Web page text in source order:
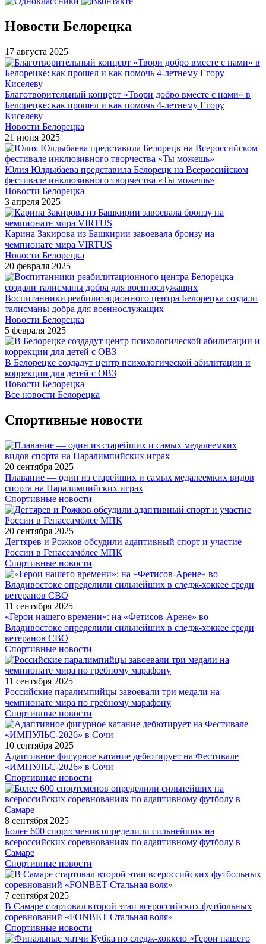
Новости Белорецка
17 августа 2025
Благотворительный концерт «Твори добро вместе с нами» в
Белорецке: как прошел и как помочь 4-летнему Егору
Киселеву
Новости Белорецка
21 июня 2025
Юлия Юлдыбаева представила Белорецк на Всероссийском
фестивале инклюзивного творчества «Ты можешь»
Новости Белорецка
3 апреля 2025
Карина Закирова из Башкирии завоевала бронзу на
чемпионате мира VIRTUS
Новости Белорецка
20 февраля 2025
Воспитанники реабилитационного центра Белорецка создали
талисманы добра для военнослужащих
Новости Белорецка
5 февраля 2025
В Белорецке создадут центр психологической абилитации и
коррекции для детей с ОВЗ
Новости Белорецка
Все новости Белорецка
Спортивные новости
20 сентября 2025
Плавание — один из старейших и самых медалеемких видов
спорта на Паралимпийских играх
Спортивные новости
20 сентября 2025
Дегтярев и Рожков обсудили адаптивный спорт и участие
России в Генассамблее МПК
Спортивные новости
11 сентября 2025
«Герои нашего времени»: на «Фетисов-Арене» во
Владивостоке определили сильнейших в следж-хоккее среди
ветеранов СВО
Спортивные новости
11 сентября 2025
Российские паралимпийцы завоевали три медали на
чемпионате мира по гребному марафону
Спортивные новости
10 сентября 2025
Адаптивное фигурное катание дебютирует на Фестивале
«ИМПУЛЬС-2026» в Сочи
Спортивные новости
8 сентября 2025
Более 600 спортсменов определили сильнейших на
всероссийских соревнованиях по адаптивному футболу в
Самаре
Спортивные новости
7 сентября 2025
В Самаре стартовал второй этап всероссийских футбольных
соревнований «FONBET Стальная воля»
Спортивные новости